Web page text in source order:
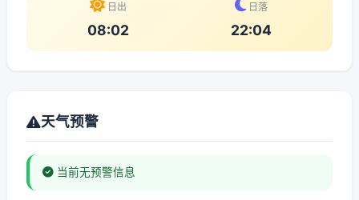
日出
08:02
日落
22:04
天气预警
当前无预警信息